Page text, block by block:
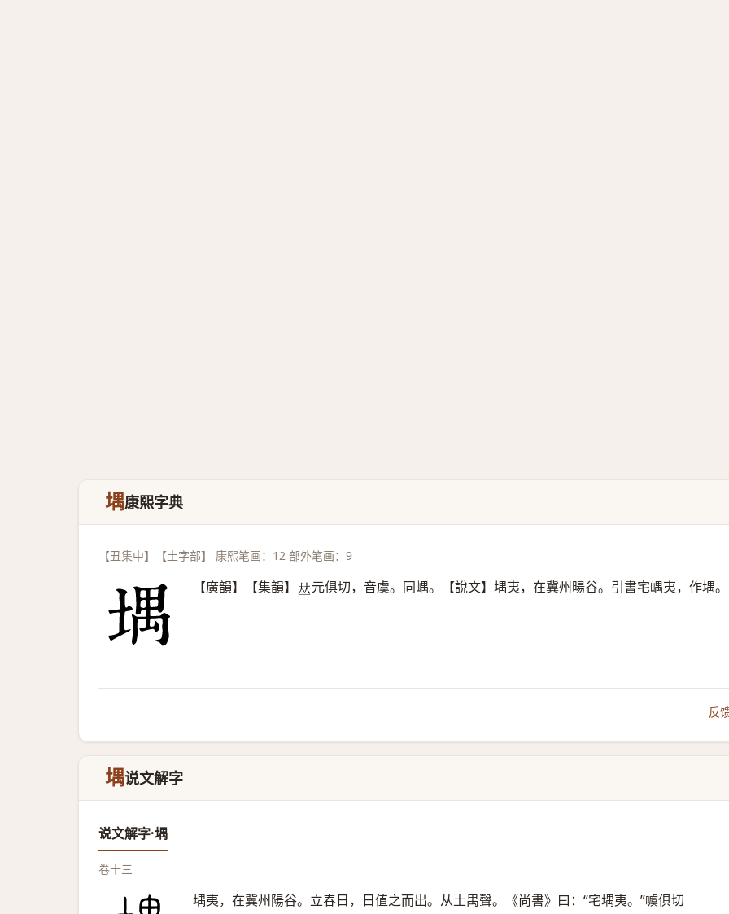
堣康熙字典
【丑集中】【土字部】 康熙笔画：12 部外笔画：9
【廣韻】【集韻】 𠀤元俱切，音虞。同嵎。【說文】堣夷，在冀州暘谷。引書宅嵎夷，作堣。
反
堣说文解字
说文解字·堣
卷十三
堣夷，在冀州陽谷。立春日，日值之而出。从土禺聲。《尚書》曰：“宅堣夷。”噳俱切